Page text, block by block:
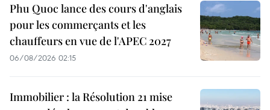
Phu Quoc lance des cours d'anglais
pour les commerçants et les
chauffeurs en vue de l'APEC 2027
06/08/2026 02:15
Immobilier : la Résolution 21 mise